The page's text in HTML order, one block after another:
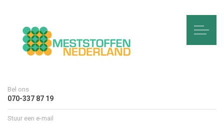
Bel ons
070-337 87 19
Stuur een e-mail